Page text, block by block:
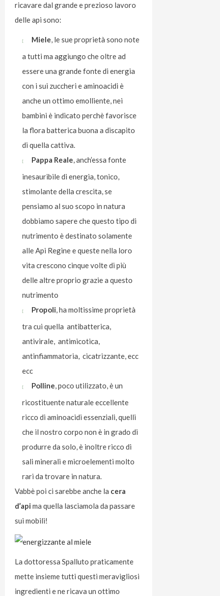
ricavare dal grande e prezioso lavoro
delle api sono:
Miele, le sue proprietà sono note
a tutti ma aggiungo che oltre ad
essere una grande fonte di energia
con i sui zuccheri e aminoacidi è
anche un ottimo emolliente, nei
bambini è indicato perchè favorisce
la flora batterica buona a discapito
di quella cattiva.
Pappa Reale, anch’essa fonte
inesauribile di energia, tonico,
stimolante della crescita, se
pensiamo al suo scopo in natura
dobbiamo sapere che questo tipo di
nutrimento è destinato solamente
alle Api Regine e queste nella loro
vita crescono cinque volte di più
delle altre proprio grazie a questo
nutrimento
Propoli, ha moltissime proprietà
tra cui quella antibatterica,
antivirale, antimicotica,
antinfiammatoria, cicatrizzante, ecc
ecc
Polline, poco utilizzato, è un
ricostituente naturale eccellente
ricco di aminoacidi essenziali, quelli
che il nostro corpo non è in grado di
produrre da solo, è inoltre ricco di
sali minerali e microelementi molto
rari da trovare in natura.
Vabbè poi ci sarebbe anche la cera
d’api ma quella lasciamola da passare
sui mobili!
La dottoressa Spalluto praticamente
mette insieme tutti questi meravigliosi
ingredienti e ne ricava un ottimo